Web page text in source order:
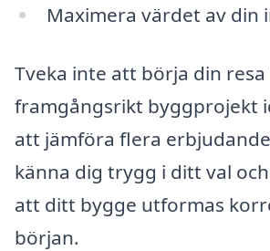
Maximera värdet av din
Tveka inte att börja din
framgångsrikt byggprojekt
att jämföra flera
känna dig trygg i ditt val
att ditt bygge utformas
början.